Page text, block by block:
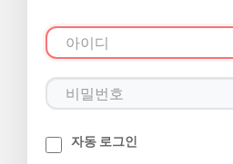
자동 로그인